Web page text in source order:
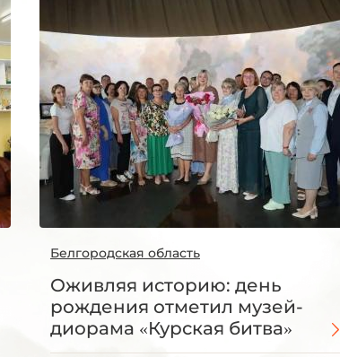
Белгородская область
Оживляя историю: день
рождения отметил музей-
диорама «Курская битва»